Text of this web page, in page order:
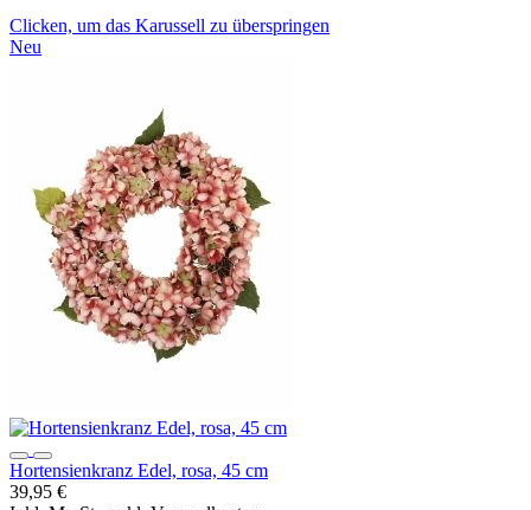
Clicken, um das Karussell zu überspringen
Neu
Hortensienkranz Edel, rosa, 45 cm
39,95 €